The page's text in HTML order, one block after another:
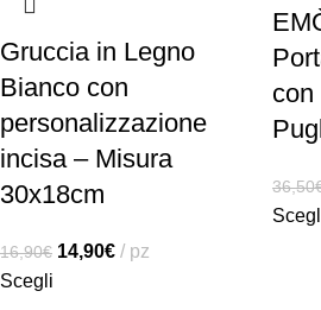
Gruccia in Legno
Bianco con
personalizzazione
incisa – Misura
30x18cm
16,90€ 14,90€
pz
Scegli
con
36,50